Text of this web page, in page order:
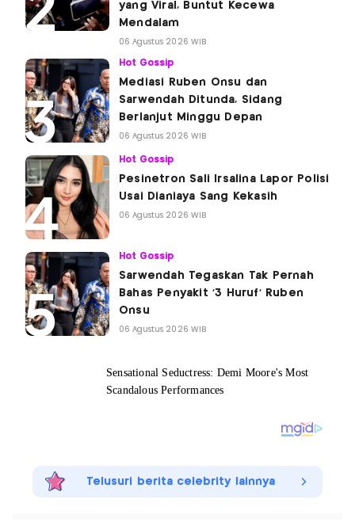
yang Viral, Buntut Kecewa
Mendalam
06 Agustus 2026 WIB
Hot Gossip
Mediasi Ruben Onsu dan
Sarwendah Ditunda, Sidang
Berlanjut Minggu Depan
06 Agustus 2026 WIB
Hot Gossip
Pesinetron Sali Irsalina Lapor Polisi
Usai Dianiaya Sang Kekasih
06 Agustus 2026 WIB
Hot Gossip
Sarwendah Tegaskan Tak Pernah
Bahas Penyakit '3 Huruf' Ruben
Onsu
06 Agustus 2026 WIB
Telusuri berita celebrity lainnya